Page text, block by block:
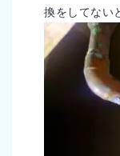
換をしてない